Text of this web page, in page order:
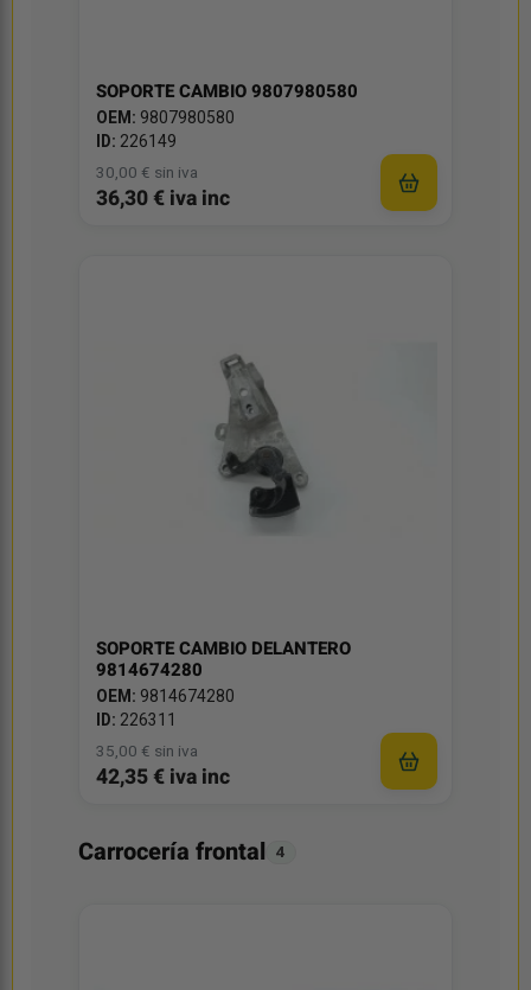
SOPORTE CAMBIO 9807980580
OEM: 9807980580
ID: 226149
30,00 € sin iva
36,30 € iva inc
SOPORTE CAMBIO DELANTERO
9814674280
OEM: 9814674280
ID: 226311
35,00 € sin iva
42,35 € iva inc
Carrocería frontal 4